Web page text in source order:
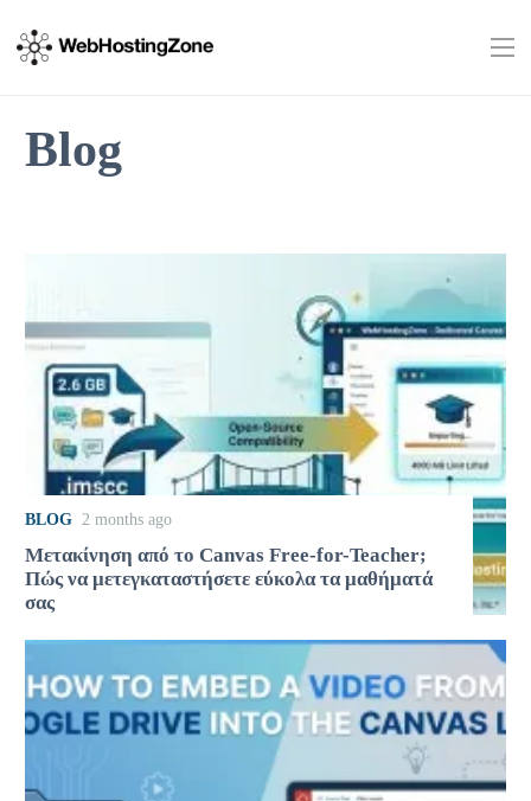
Blog
BLOG 2 months ago
Μετακίνηση από το Canvas Free-for-Teacher;
Πώς να μετεγκαταστήσετε εύκολα τα μαθήματά
σας